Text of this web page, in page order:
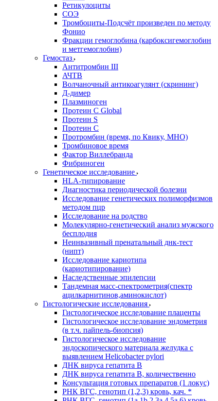
Ретикулоциты
СОЭ
Тромбоциты-Подсчёт произведен по методу
Фонио
Фракции гемоглобина (карбоксигемоглобин
и метгемоглобин)
Гемостаз
Антитромбин III
АЧТВ
Волчаночный антикоагулянт (скрининг)
Д-димер
Плазминоген
Протеин C Global
Протеин S
Протеин С
Протромбин (время, по Квику, МНО)
Тромбиновое время
Фактор Виллебранда
Фибриноген
Генетическое исследование
HLA-типирование
Диагностика периодической болезни
Исследование генетических полиморфизмов
методом пцр
Исследование на родство
Молекулярно-генетический анализ мужского
бесплодия
Неинвазивный пренатальный днк-тест
(нипт)
Исследование кариотипа
(кариотипирование)
Наследственные эпилепсии
Тандемная масс-спектрометрия(спектр
ацилкарнитинов,аминокислот)
Гистологические исследования
Гистологическое исследование плаценты
Гистологическое исследование эндометрия
(в т.ч. пайпель-биопсия)
Гистологическое исследование
эндоскопического материала желудка с
выявлением Helicobacter pylori
ДНК вируса гепатита B
ДНК вируса гепатита B, количественно
Консультация готовых препаратов (1 локус)
РНК ВГC, генотип (1,2,3) кровь, кач. *